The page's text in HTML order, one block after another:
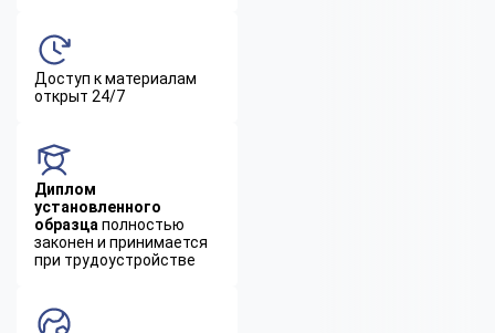
Доступ к материалам
открыт 24/7
Диплом
установленного
образца полностью
законен и принимается
при трудоустройстве